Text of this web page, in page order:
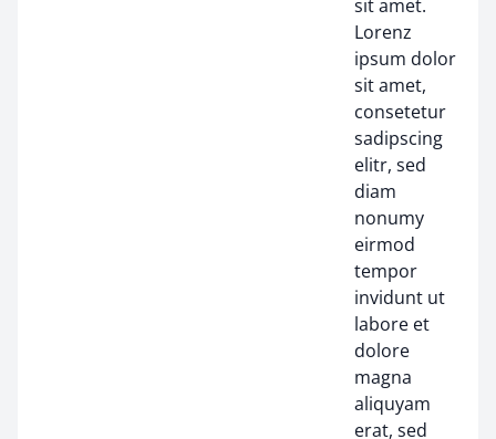
sit amet.
Lorenz
ipsum dolor
sit amet,
consetetur
sadipscing
elitr, sed
diam
nonumy
eirmod
tempor
invidunt ut
labore et
dolore
magna
aliquyam
erat, sed